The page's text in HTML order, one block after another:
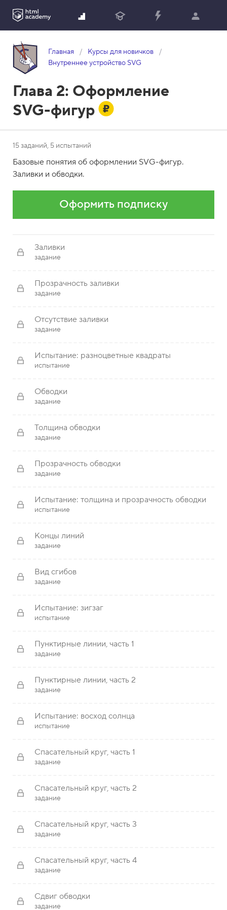
Главная
Курсы для новичков
Внутреннее устройство SVG
Глава 2: Оформление
SVG-фигур
15 заданий, 5 испытаний
Базовые понятия об оформлении SVG-фигур.
Заливки и обводки.
Оформить подписку
Заливки
задание
Прозрачность заливки
задание
Отсутствие заливки
задание
Испытание: разноцветные квадраты
испытание
Обводки
задание
Толщина обводки
задание
Прозрачность обводки
задание
Испытание: толщина и прозрачность обводки
испытание
Концы линий
задание
Вид сгибов
задание
Испытание: зигзаг
испытание
Пунктирные линии, часть 1
задание
Пунктирные линии, часть 2
задание
Испытание: восход солнца
испытание
Спасательный круг, часть 1
задание
Спасательный круг, часть 2
задание
Спасательный круг, часть 3
задание
Спасательный круг, часть 4
задание
Сдвиг обводки
задание